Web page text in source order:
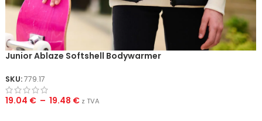
Junior Ablaze Softshell Bodywarmer
SKU:779.17
19.04 € – 19.48 € z TVA